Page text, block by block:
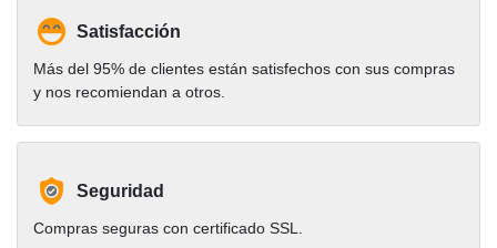
Satisfacción
Más del 95% de clientes están satisfechos con sus compras
y nos recomiendan a otros.
Seguridad
Compras seguras con certificado SSL.